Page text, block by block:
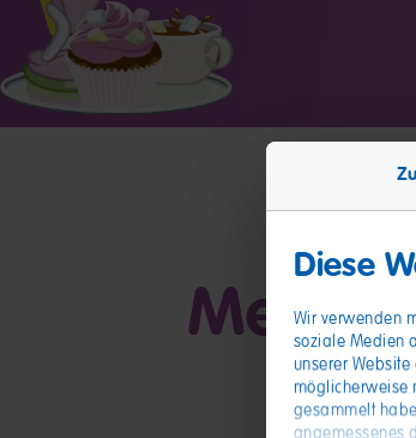
Diese
Wir verwenden
soziale Medien
unserer
möglicherweise
gesammelt
angemessenes
Meine